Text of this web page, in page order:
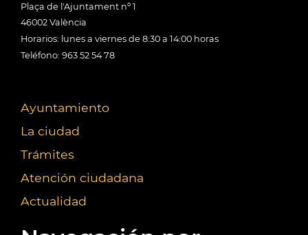
Plaça de l'Ajuntament nº 1
46002 València
Horarios: lunes a viernes de 8:30 a 14:00 horas
Teléfono: 963 52 54 78
Ayuntamiento
La ciudad
Trámites
Atención ciudadana
Actualidad